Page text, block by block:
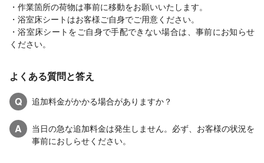
・作業箇所の荷物は事前に移動をお願いいたします。
・浴室床シートはお客様ご自身でご用意ください。
・浴室床シートをご自身で手配できない場合は、事前にお知らせ
ください。
よくある質問と答え
Q
追加料金がかかる場合がありますか？
A
当日の急な追加料金は発生しません。必ず、お客様の状況を
事前におしらせください。